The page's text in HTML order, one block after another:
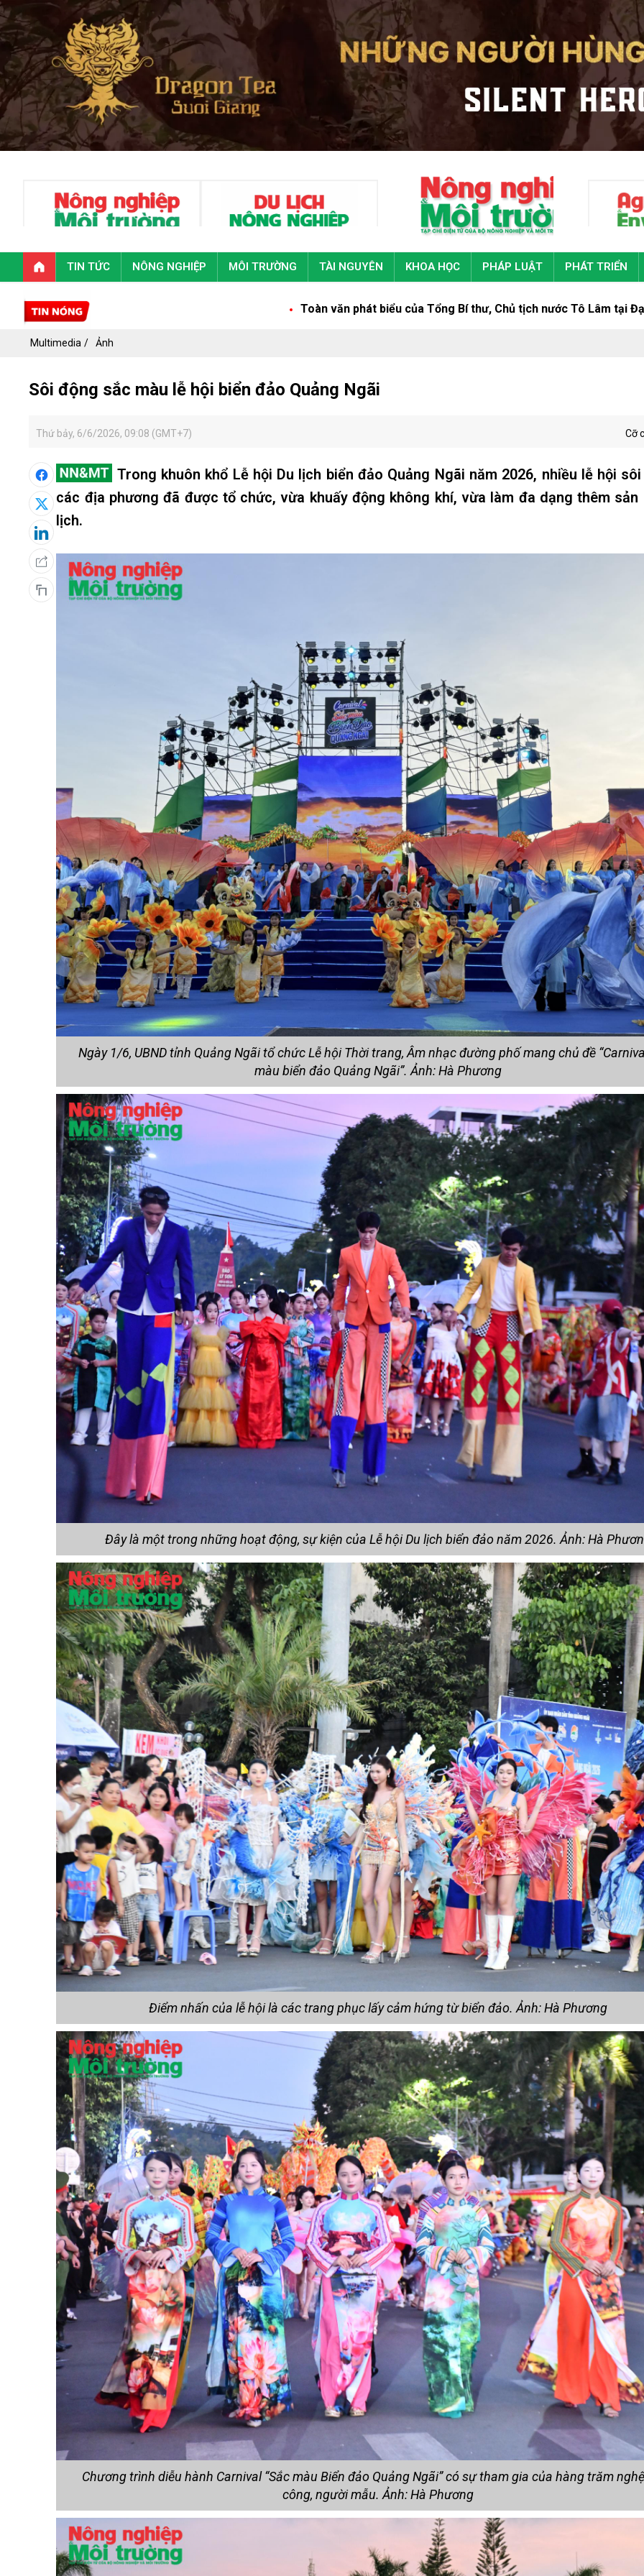
TIN TỨC NÔNG NGHIỆP MÔI TRƯỜNG TÀI NGUYÊN KHOA HỌC PHÁP LUẬT PHÁT TRIỂN
Toàn văn phát biểu của Tổng Bí thư, Chủ tịch nước Tô Lâm tại Đại hội đại biểu toàn
Multimedia Ảnh
Sôi động sắc màu lễ hội biển đảo Quảng Ngãi
Thứ bảy, 6/6/2026, 09:08 (GMT+7) Cỡ
Trong khuôn khổ Lễ hội Du lịch biển đảo Quảng Ngãi năm 2026, nhiều lễ hội
các địa phương đã được tổ chức, vừa khuấy động không khí, vừa làm đa dạng thêm sản
lịch.
Ngày 1/6, UBND tỉnh Quảng Ngãi tổ chức Lễ hội Thời trang, Âm nhạc đường phố mang chủ đề
màu biển đảo Quảng Ngãi”. Ảnh: Hà Phương
Đây là một trong những hoạt động, sự kiện của Lễ hội Du lịch biển đảo năm 2026. Ảnh: Hà
Điểm nhấn của lễ hội là các trang phục lấy cảm hứng từ biển đảo. Ảnh: Hà Phương
Chương trình diễu hành Carnival “Sắc màu Biển đảo Quảng Ngãi” có sự tham gia của hàng trăm
công, người mẫu. Ảnh: Hà Phương